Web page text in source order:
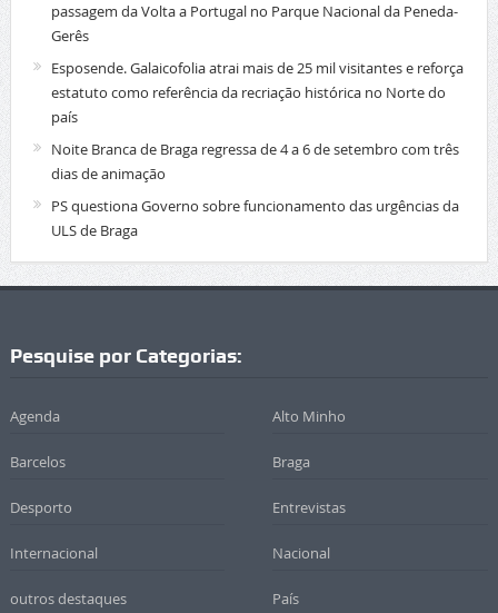
passagem da Volta a Portugal no Parque Nacional da Peneda-
Gerês
Esposende. Galaicofolia atrai mais de 25 mil visitantes e reforça
estatuto como referência da recriação histórica no Norte do
país
Noite Branca de Braga regressa de 4 a 6 de setembro com três
dias de animação
PS questiona Governo sobre funcionamento das urgências da
ULS de Braga
Pesquise por Categorias:
Agenda Alto Minho
Barcelos Braga
Desporto Entrevistas
Internacional Nacional
outros destaques País